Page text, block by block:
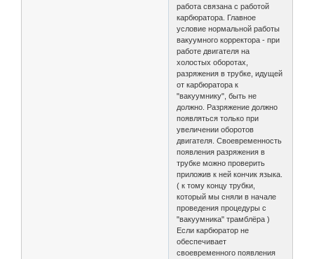
работа связана с работой
карбюратора. Главное
условие нормальной работы
вакуумного корректора - при
работе двигателя на
холостых оборотах,
разряжения в трубке, идущей
от карбюратора к
"вакуумнику", быть не
должно. Разряжение должно
появляться только при
увеличении оборотов
двигателя. Своевременность
появления разряжения в
трубке можно проверить
приложив к ней кончик языка.
( к тому концу трубки,
который мы сняли в начале
проведения процедуры с
"вакуумника" трамблёра )
Если карбюратор не
обеспечивает
своевременного появления